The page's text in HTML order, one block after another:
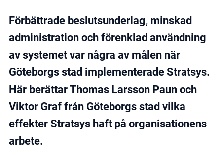
Boka demo
Förbättrade beslutsunderlag, minskad
administration och förenklad användning
av systemet var några av målen när
Göteborgs stad implementerade Stratsys.
Här berättar Thomas Larsson Paun och
Viktor Graf från Göteborgs stad vilka
effekter Stratsys haft på organisationens
arbete.